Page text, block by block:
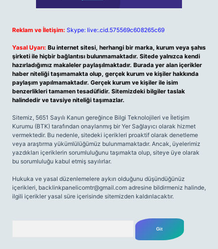
Reklam ve İletişim: Skype: live:.cid.575569c608265c69
Yasal Uyarı: Bu internet sitesi, herhangi bir marka, kurum veya şahıs
şirketi ile hiçbir bağlantısı bulunmamaktadır. Sitede yalnızca kendi
hazırladığımız makaleler paylaşılmaktadır. Burada yer alan içerikler
haber niteliği taşımamakta olup, gerçek kurum ve kişiler hakkında
paylaşım yapılmamaktadır. Gerçek kurum ve kişiler ile isim
benzerlikleri tamamen tesadüfidir. Sitemizdeki bilgiler taslak
halindedir ve tavsiye niteliği taşımazlar.
Sitemiz, 5651 Sayılı Kanun gereğince Bilgi Teknolojileri ve İletişim
Kurumu (BTK) tarafından onaylanmış bir Yer Sağlayıcı olarak hizmet
vermektedir. Bu nedenle, sitedeki içerikleri proaktif olarak denetleme
veya araştırma yükümlülüğümüz bulunmamaktadır. Ancak, üyelerimiz
yazdıkları içeriklerin sorumluluğunu taşımakta olup, siteye üye olarak
bu sorumluluğu kabul etmiş sayılırlar.
Hukuka ve yasal düzenlemelere aykırı olduğunu düşündüğünüz
içerikleri, backlinkpanelicomtr@gmail.com adresine bildirmeniz halinde,
ilgili içerikler yasal süre içerisinde sitemizden kaldırılacaktır.